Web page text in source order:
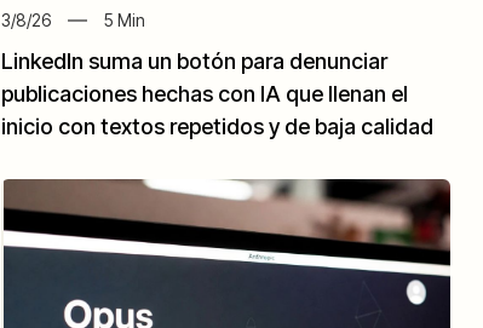
3/8/26 5 Min
LinkedIn suma un botón para denunciar
publicaciones hechas con IA que llenan el
inicio con textos repetidos y de baja calidad